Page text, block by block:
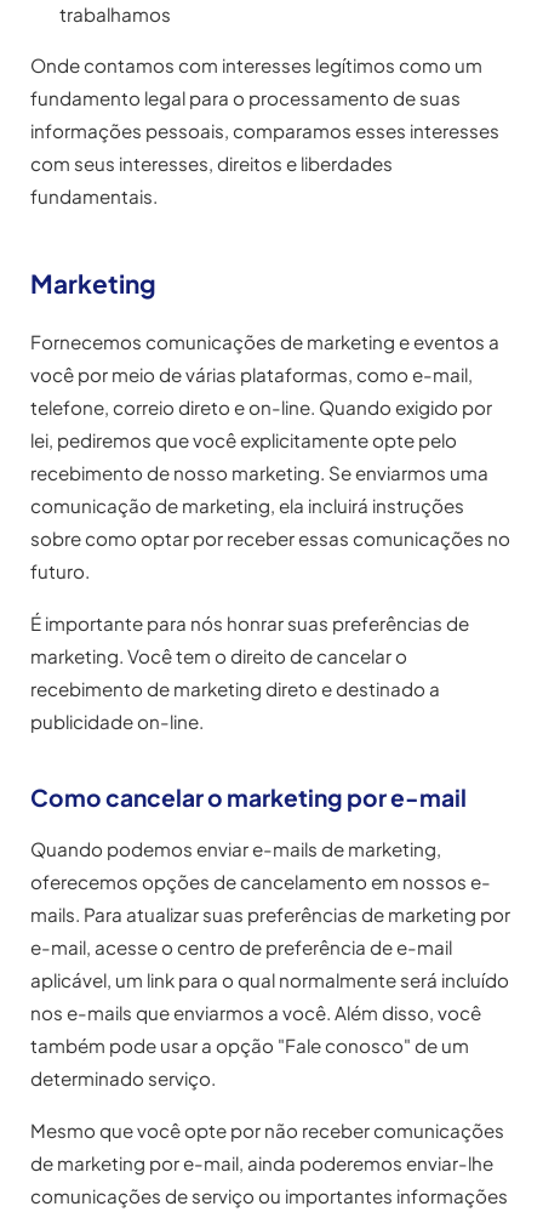
trabalhamos
Onde contamos com interesses legítimos como um
fundamento legal para o processamento de suas
informações pessoais, comparamos esses interesses
com seus interesses, direitos e liberdades
fundamentais.
Marketing
Fornecemos comunicações de marketing e eventos a
você por meio de várias plataformas, como e-mail,
telefone, correio direto e on-line. Quando exigido por
lei, pediremos que você explicitamente opte pelo
recebimento de nosso marketing. Se enviarmos uma
comunicação de marketing, ela incluirá instruções
sobre como optar por receber essas comunicações no
futuro.
É importante para nós honrar suas preferências de
marketing. Você tem o direito de cancelar o
recebimento de marketing direto e destinado a
publicidade on-line.
Como cancelar o marketing por e-mail
Quando podemos enviar e-mails de marketing,
oferecemos opções de cancelamento em nossos e-
mails. Para atualizar suas preferências de marketing por
e-mail, acesse o centro de preferência de e-mail
aplicável, um link para o qual normalmente será incluído
nos e-mails que enviarmos a você. Além disso, você
também pode usar a opção "Fale conosco" de um
determinado serviço.
Mesmo que você opte por não receber comunicações
de marketing por e-mail, ainda poderemos enviar-lhe
comunicações de serviço ou importantes informações